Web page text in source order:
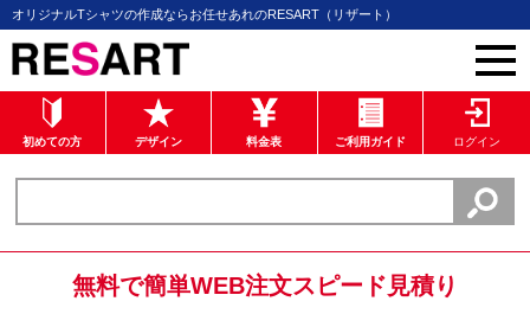
オリジナルTシャツの作成ならお任せあれのRESART（リザート）
初めての方 デザイン 料金表 ご利用ガイド ログイン
無料で簡単WEB注文スピード見積り